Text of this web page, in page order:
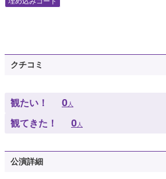
クチコミ
観たい！ 0人
観てきた！ 0人
公演詳細